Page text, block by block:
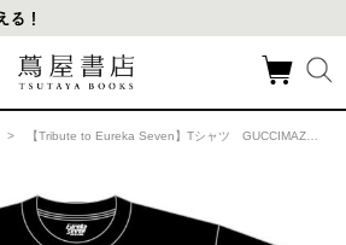
> 【Tribute to Eureka Seven】Tシャツ GUCCIMAZEの商品詳細